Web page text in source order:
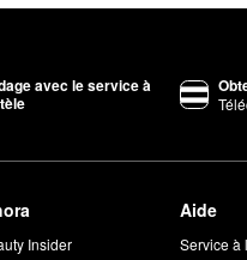
avec le service à
Insider
Aide
Service à